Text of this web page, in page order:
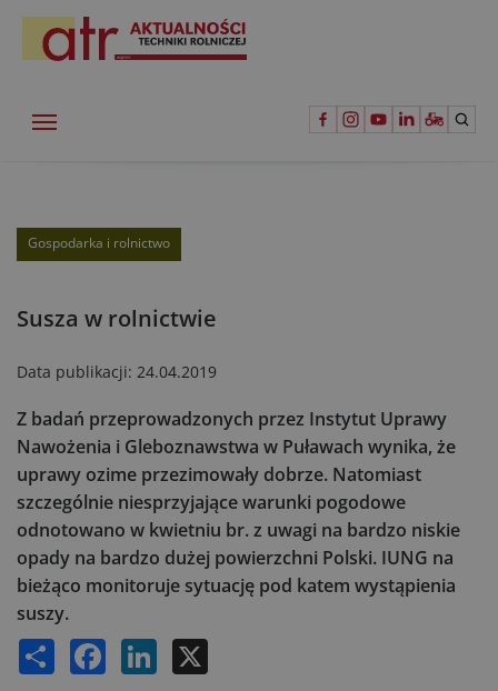
Gospodarka i rolnictwo
Susza w rolnictwie
Data publikacji: 24.04.2019
Z badań przeprowadzonych przez Instytut Uprawy
Nawożenia i Gleboznawstwa w Puławach wynika, że
uprawy ozime przezimowały dobrze. Natomiast
szczególnie niesprzyjające warunki pogodowe
odnotowano w kwietniu br. z uwagi na bardzo niskie
opady na bardzo dużej powierzchni Polski. IUNG na
bieżąco monitoruje sytuację pod katem wystąpienia
suszy.
Share Facebook LinkedIn